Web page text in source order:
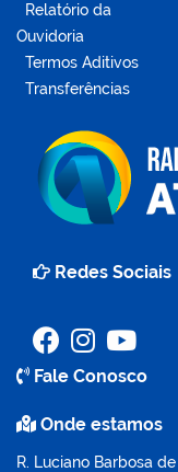
Relatório da
Ouvidoria
Termos Aditivos
Transferências
Redes Sociais
Fale Conosco
Onde estamos
R. Luciano Barbosa